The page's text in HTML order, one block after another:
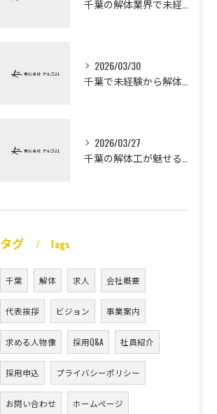
2026/03/30
2026/03/27
タグ Tags
千葉 解体 求人 会社概要
代表挨拶 ビジョン 事業案内
求める人物像 採用Q&A 社員紹介
採用申込 プライバシーポリシー
お問い合わせ ホームページ